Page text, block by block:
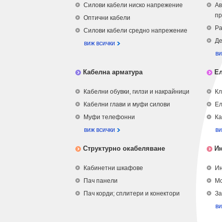
Силови кабели ниско напрежение
Оптични кабели
Силови кабели средно напрежение
виж всички
Кабелна арматура
Кабелни обувки, гилзи и накрайници
Кабелни глави и муфи силови
Муфи телефонни
виж всички
Структурно окабеляване
Кабинетни шкафове
Пач панели
Пач корди; сплитери и конектори